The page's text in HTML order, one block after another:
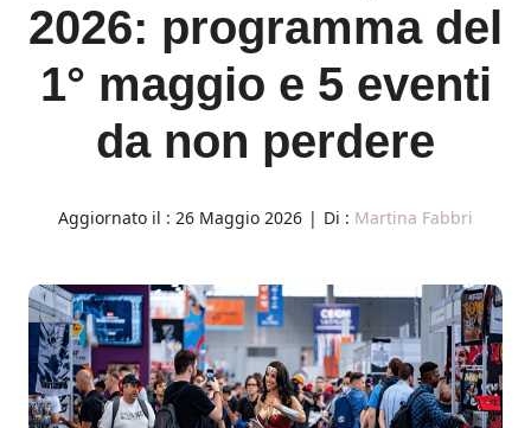
2026: programma del
1° maggio e 5 eventi
da non perdere
Aggiornato il : 26 Maggio 2026 | Di : Martina Fabbri